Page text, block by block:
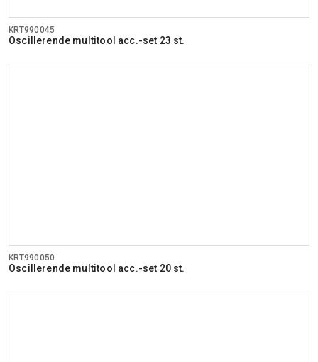
KRT990045
Oscillerende multitool acc.-set 23 st.
KRT990050
Oscillerende multitool acc.-set 20 st.